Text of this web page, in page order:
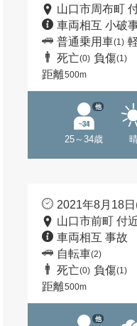
山口市周布町
車両相互 小破
普通乗用車(1)
死亡(0) 負傷(1)
距離500m
25～34歳
他
2021年8月18
山口市前町 付
車両相互 事故
自転車(2)
死亡(0) 負傷(1)
距離500m
他